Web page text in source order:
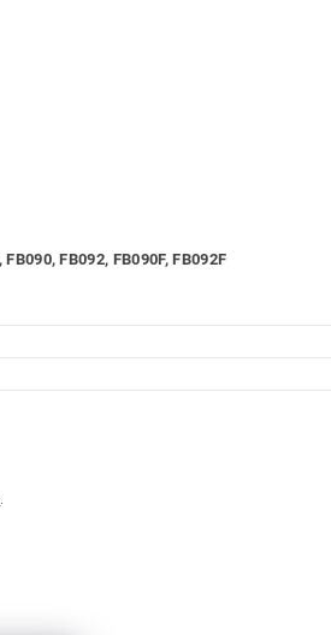
FB092, FB090F, FB092F
.